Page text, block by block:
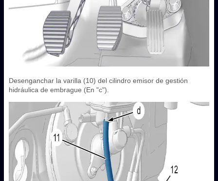
Desenganchar la varilla (10) del cilindro emisor de gestión
hidráulica de embrague (En "c").